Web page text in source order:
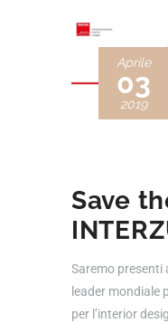
Aprile
03
2019
Save
Saremo presenti
leader mondiale
per l’interior